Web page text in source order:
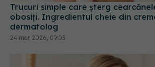
24 mar 2026, 09:03